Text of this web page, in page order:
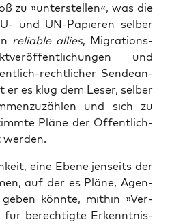
zu »unter­stel­len«, was die
und UN-Papie­ren sel­ber
relia­ble allies, Migra­ti­ons-
und
recht­li­cher Sen­de­an­
es klug dem Leser, sel­ber
und sich zu
Plä­ne der Öffent­lich­
werden.
eine Ebe­ne jen­seits der
auf der es Plä­ne, Agen­
könn­te, mit­hin »Ver­
für berech­tig­te Erkennt­nis­